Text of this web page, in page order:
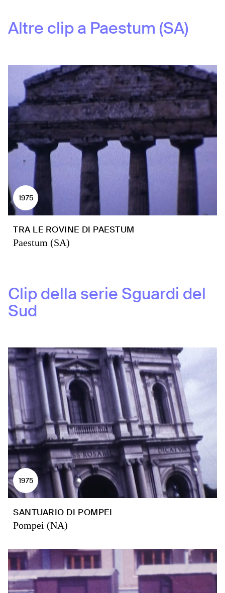
Altre clip a Paestum (SA)
1975
TRA LE ROVINE DI PAESTUM
Paestum (SA)
Clip della serie Sguardi del
Sud
1975
SANTUARIO DI POMPEI
Pompei (NA)